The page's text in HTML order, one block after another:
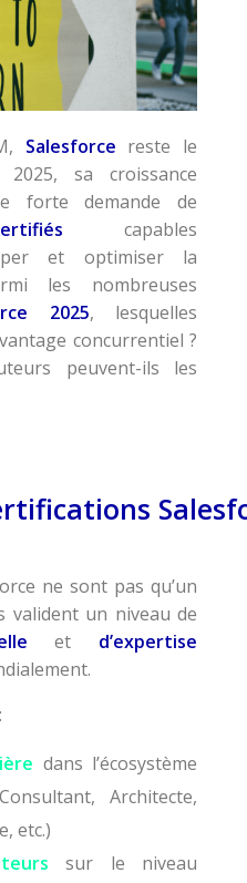
Salesforce reste le
sa croissance
forte demande de
capables
et optimiser la
les nombreuses
2025, lesquelles
concurrentiel ?
peuvent-ils les
ne sont pas qu’un
valident un niveau de
et d’expertise
dans l’écosystème
Architecte,
etc.)
sur le niveau